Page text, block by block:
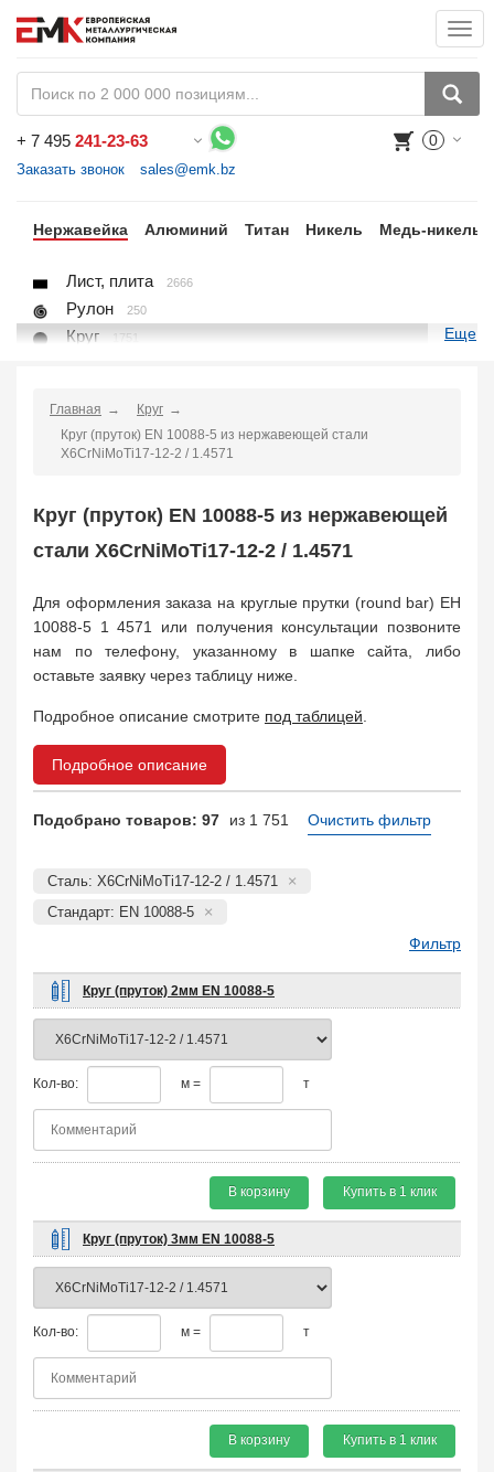
+ 7 495 241-23-63
Заказать звонок sales@emk.bz
0
Нержавейка Алюминий Титан Никель Медь-никель
Лист, плита 2666
Рулон 250
Круг 1751
Шестигранник
Проволока 45
Балка тавровая
Швеллер 95
Заказать в 1 клик
Еще
Главная
Круг
Круг (пруток) EN 10088-5 из нержавеющей стали
X6CrNiMoTi17-12-2 / 1.4571
Круг (пруток) EN 10088-5 из нержавеющей
стали X6CrNiMoTi17-12-2 / 1.4571
Для оформления заказа на круглые прутки (round bar) ЕН
10088-5 1 4571 или получения консультации позвоните
нам по телефону, указанному в шапке сайта, либо
оставьте заявку через таблицу ниже.
Подробное описание смотрите под таблицей
Подробное описание
Подобрано товаров: 97 из 1 751 Очистить фильтр
Сталь: X6CrNiMoTi17-12-2 / 1.4571
Стандарт: EN 10088-5
Фильтр
Круг (пруток) 2мм EN 10088-5
Кол-во: м = т
В корзину Купить в 1 клик
Круг (пруток) 3мм EN 10088-5
Кол-во: м = т
В корзину Купить в 1 клик